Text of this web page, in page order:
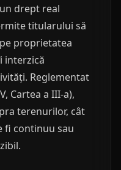
drept real
titularului să
proprietatea
interzică
Reglementat
Cartea a III-a),
terenurilor, cât
fi continuu sau